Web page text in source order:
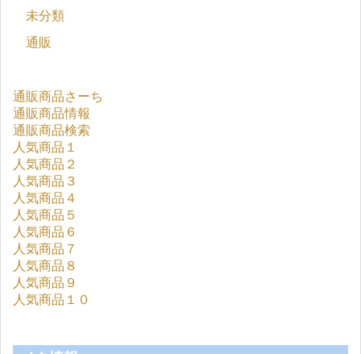
未分類
通販
通販商品さーち
通販商品情報
通販商品検索
人気商品１
人気商品２
人気商品３
人気商品４
人気商品５
人気商品６
人気商品７
人気商品８
人気商品９
人気商品１０